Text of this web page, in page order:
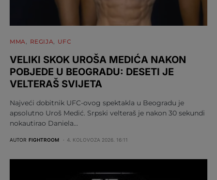
MMA REGIJA UFC
VELIKI SKOK UROŠA MEDIĆA NAKON
POBJEDE U BEOGRADU: DESETI JE
VELTERAŠ SVIJETA
Najveći dobitnik UFC-ovog spektakla u Beogradu je
apsolutno Uroš Medić. Srpski velteraš je nakon 30 sekundi
nokautirao Daniela…
AUTOR FIGHTROOM 4. KOLOVOZA 2026. 16:11